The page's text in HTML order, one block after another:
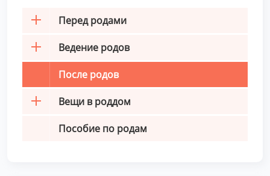
Перед родами
Ведение родов
После родов
Вещи в роддом
Пособие по родам